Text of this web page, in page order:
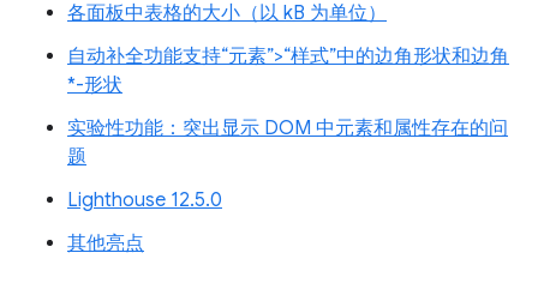
各面板中表格的大小（以 kB 为单位）
自动补全功能支持“元素”>“样式”中的边角形状和边角
*-形状
实验性功能：突出显示 DOM 中元素和属性存在的问
题
Lighthouse 12.5.0
其他亮点